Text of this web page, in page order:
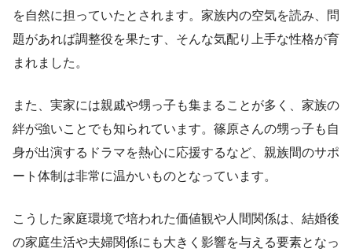
を自然に担っていたとされます。家族内の空気を読み、問
題があれば調整役を果たす、そんな気配り上手な性格が育
まれました。
また、実家には親戚や甥っ子も集まることが多く、家族の
絆が強いことでも知られています。篠原さんの甥っ子も自
身が出演するドラマを熱心に応援するなど、親族間のサポ
ート体制は非常に温かいものとなっています。
こうした家庭環境で培われた価値観や人間関係は、結婚後
の家庭生活や夫婦関係にも大きく影響を与える要素となっ